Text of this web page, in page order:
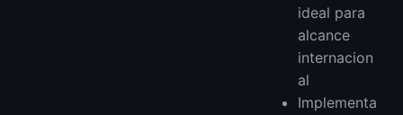
ideal para
alcance
internacion
al
Implementa